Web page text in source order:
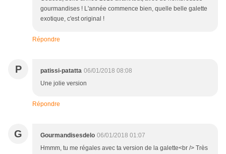
gourmandises ! L'année commence bien, quelle belle galette
exotique, c'est original !
Répondre
P patissi-patatta 06/01/2018 08:08
Une jolie version
Répondre
G Gourmandisesdelo 06/01/2018 01:07
Hmmm, tu me régales avec ta version de la galette<br /> Très